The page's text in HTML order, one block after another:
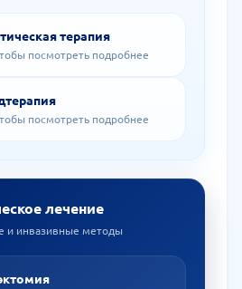
терапия
посмотреть подробнее
посмотреть подробнее
лечение
и инвазивные методы